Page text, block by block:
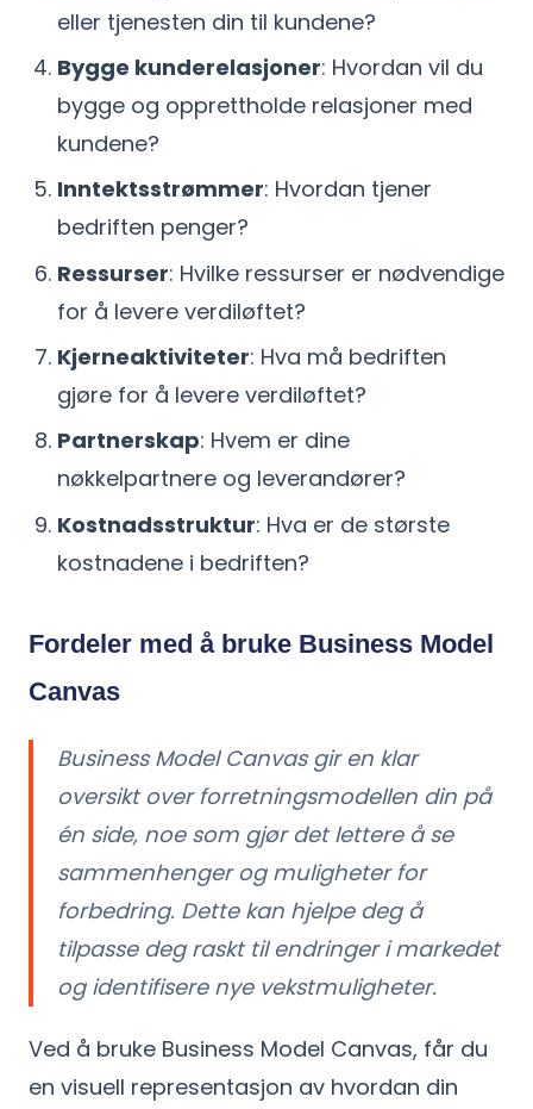
eller tjenesten din til kundene?
Bygge kunderelasjoner: Hvordan vil du
bygge og opprettholde relasjoner med
kundene?
Inntektsstrømmer: Hvordan tjener
bedriften penger?
Ressurser: Hvilke ressurser er nødvendige
for å levere verdiløftet?
Kjerneaktiviteter: Hva må bedriften
gjøre for å levere verdiløftet?
Partnerskap: Hvem er dine
nøkkelpartnere og leverandører?
Kostnadsstruktur: Hva er de største
kostnadene i bedriften?
Fordeler med å bruke Business Model
Canvas
Business Model Canvas gir en klar
oversikt over forretningsmodellen din på
én side, noe som gjør det lettere å se
sammenhenger og muligheter for
forbedring. Dette kan hjelpe deg å
tilpasse deg raskt til endringer i markedet
og identifisere nye vekstmuligheter.
Ved å bruke Business Model Canvas, får du
en visuell representasjon av hvordan din